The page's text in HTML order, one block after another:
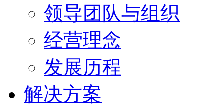
领导团队与组织
经营理念
发展历程
解决方案